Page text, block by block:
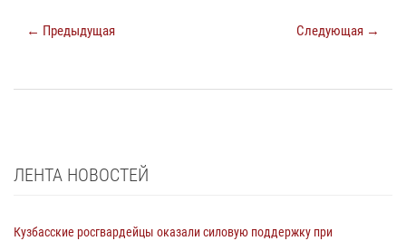
← Предыдущая Следующая →
ЛЕНТА НОВОСТЕЙ
Кузбасские росгвардейцы оказали силовую поддержку при